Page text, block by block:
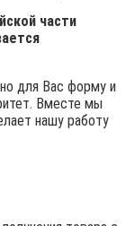
части
для Вас форму и
Вместе мы
нашу работу